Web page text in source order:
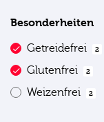
Besonderheiten
Getreidefrei 2
Glutenfrei 2
Weizenfrei 2